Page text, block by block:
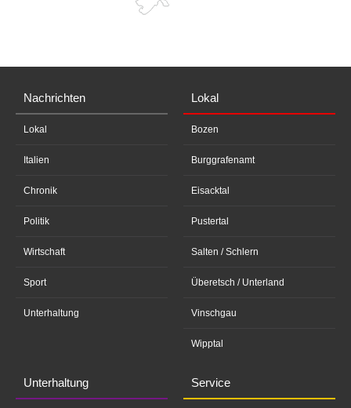
Nachrichten
Lokal
Italien
Chronik
Politik
Wirtschaft
Sport
Unterhaltung
Lokal
Bozen
Burggrafenamt
Eisacktal
Pustertal
Salten / Schlern
Überetsch / Unterland
Vinschgau
Wipptal
Unterhaltung Service